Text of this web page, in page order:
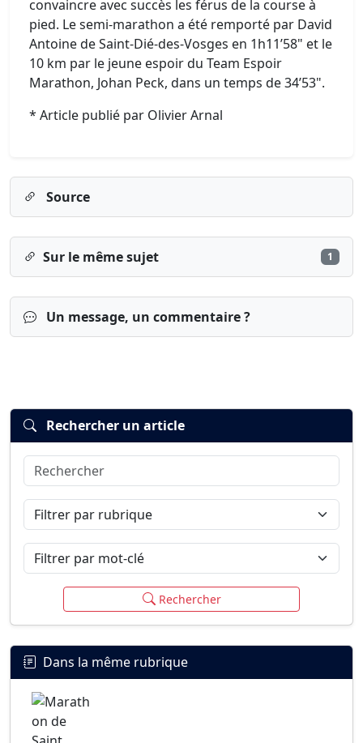
convaincre avec succès les férus de la course à
pied. Le semi-marathon a été remporté par David
Antoine de Saint-Dié-des-Vosges en 1h11’58" et le
10 km par le jeune espoir du Team Espoir
Marathon, Johan Peck, dans un temps de 34’53".
* Article publié par Olivier Arnal
Source
Sur le même sujet 1
Un message, un commentaire ?
Connexion
Rechercher un article
Rechercher
Filtrer par rubrique
Filtrer par mot-clé
Rechercher
Dans la même rubrique